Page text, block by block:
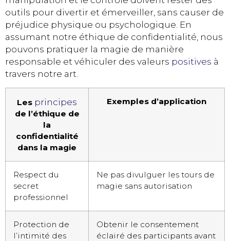
outils pour divertir et émerveiller, sans causer de
préjudice physique ou psychologique. En
assumant notre éthique de confidentialité, nous
pouvons pratiquer la magie de manière
responsable et véhiculer des valeurs positives à
travers notre art.
Les principes
de l’éthique de
la
confidentialité
dans la magie
Exemples d’application
Respect du
secret
professionnel
Ne pas divulguer les tours de
magie sans autorisation
Protection de
l’intimité des
Obtenir le consentement
éclairé des participants avant